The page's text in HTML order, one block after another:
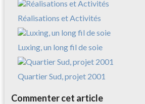
Réalisations et Activités
Luxing, un long fil de soie
Quartier Sud, projet 2001
Commenter cet article